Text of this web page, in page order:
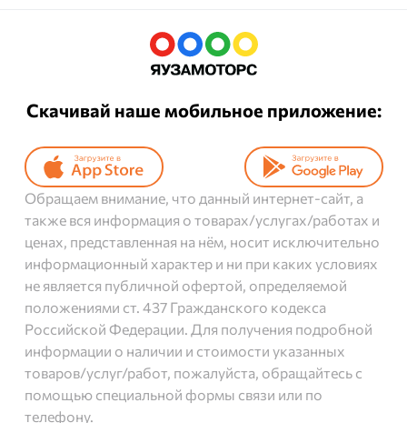
Скачивай наше мобильное приложение:
Обращаем внимание, что данный интернет-сайт, а
также вся информация о товарах/услугах/работах и
ценах, представленная на нём, носит исключительно
информационный характер и ни при каких условиях
не является публичной офертой, определяемой
положениями ст. 437 Гражданского кодекса
Российской Федерации. Для получения подробной
информации о наличии и стоимости указанных
товаров/услуг/работ, пожалуйста, обращайтесь с
помощью специальной формы связи или по
телефону.